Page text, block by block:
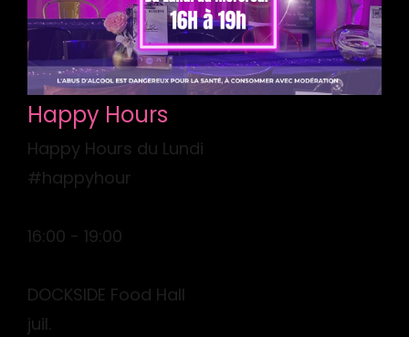
Happy Hours
Happy Hours du Lundi
#happyhour
16:00 - 19:00
DOCKSIDE Food Hall
juil.